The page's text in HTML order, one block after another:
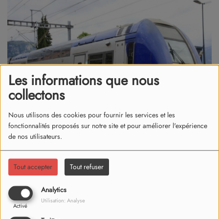
Les informations que nous
collectons
Nous utilisons des cookies pour fournir les services et les
fonctionnalités proposés sur notre site et pour améliorer l'expérience
de nos utilisateurs.
Tout accepter Tout refuser
Analytics
Activé
Utilisation: Analyse
09 juin 2026
Elle démarre ce mardi 9 juin au soir et va se pousuivre ce
mercredi 10 juin à l’appel de quatre syndicats.